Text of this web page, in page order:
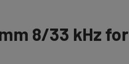
8/33 kHz for